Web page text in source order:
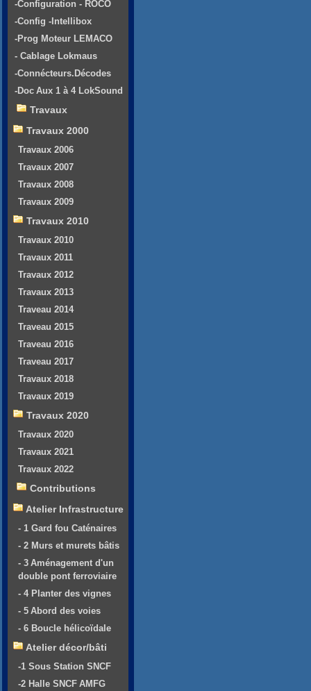
-Configuration - ROCO
-Config -Intellibox
-Prog Moteur LEMACO
- Cablage Lokmaus
-Connécteurs.Décodes
-Doc Aux 1 à 4 LokSound
Travaux
Travaux 2000
Travaux 2006
Travaux 2007
Travaux 2008
Travaux 2009
Travaux 2010
Travaux 2010
Travaux 2011
Travaux 2012
Travaux 2013
Traveau 2014
Traveau 2015
Traveau 2016
Traveau 2017
Travaux 2018
Travaux 2019
Travaux 2020
Travaux 2020
Travaux 2021
Travaux 2022
Contributions
Atelier Infrastructure
- 1 Gard fou Caténaires
- 2 Murs et murets bâtis
- 3 Aménagement d'un
double pont ferroviaire
- 4 Planter des vignes
- 5 Abord des voies
- 6 Boucle hélicoïdale
Atelier décor/bâti
-1 Sous Station SNCF
-2 Halle SNCF AMFG